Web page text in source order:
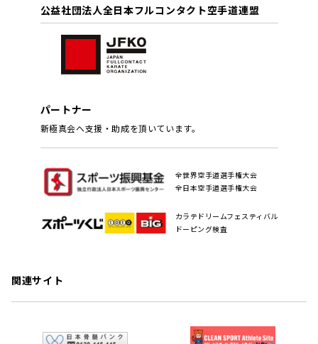
公益社団法人全日本フルコンタクト空手道連盟
パートナー
新極真会へ支援・助成を頂いています。
全世界空手道選手権大会
全日本空手道選手権大会
カラテドリームフェスティバル
ドーピング検査
関連サイト